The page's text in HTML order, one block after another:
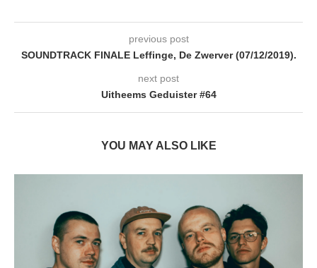
previous post
SOUNDTRACK FINALE Leffinge, De Zwerver (07/12/2019).
next post
Uitheems Geduister #64
YOU MAY ALSO LIKE